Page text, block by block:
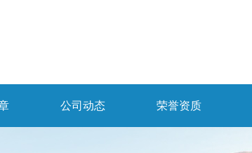
公司动态 荣誉资质